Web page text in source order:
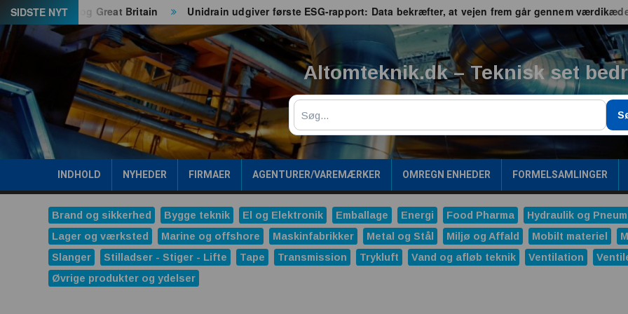
Spring
til
indhold
SIDSTE NYT
EU og Great Britain Unidrain udgiver første ESG-rapport: Data bekræfter, at vejen frem går gennem værdikæden
Altomteknik.dk – Teknisk set
Søg
INDHOLD NYHEDER FIRMAER AGENTURER/VAREMÆRKER OMREGN ENHEDER FORMELSAMLINGER
Brand og sikkerhed Bygge teknik El og Elektronik Emballage Energi Food Pharma Hydraulik og
Lager og værksted
Marine og offshore Maskinfabrikker Metal og Stål Miljø og Affald Mobilt materiel
Slanger
Stilladser - Stiger - Lifte Tape Transmission Trykluft Vand og afløb teknik Ventilation
Øvrige produkter og ydelser